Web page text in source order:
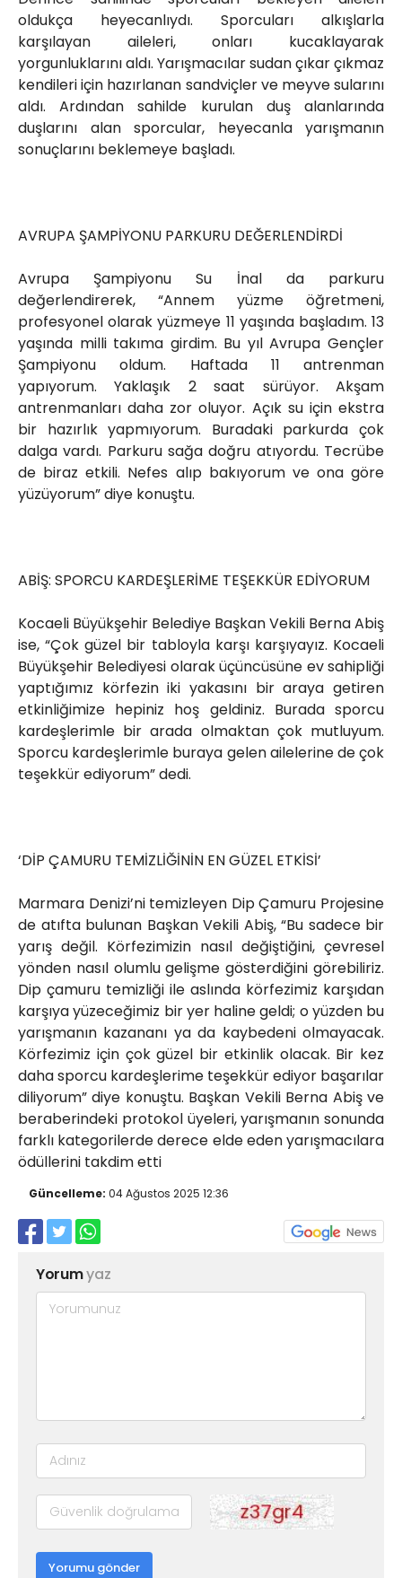
oldukça heyecanlıydı. Sporcuları alkışlarla
karşılayan aileleri, onları kucaklayarak
yorgunluklarını aldı. Yarışmacılar sudan çıkar çıkmaz
kendileri için hazırlanan sandviçler ve meyve sularını
aldı. Ardından sahilde kurulan duş alanlarında
duşlarını alan sporcular, heyecanla yarışmanın
sonuçlarını beklemeye başladı.
AVRUPA ŞAMPİYONU PARKURU DEĞERLENDİRDİ
Avrupa Şampiyonu Su İnal da parkuru
değerlendirerek, “Annem yüzme öğretmeni,
profesyonel olarak yüzmeye 11 yaşında başladım. 13
yaşında milli takıma girdim. Bu yıl Avrupa Gençler
Şampiyonu oldum. Haftada 11 antrenman
yapıyorum. Yaklaşık 2 saat sürüyor. Akşam
antrenmanları daha zor oluyor. Açık su için ekstra
bir hazırlık yapmıyorum. Buradaki parkurda çok
dalga vardı. Parkuru sağa doğru atıyordu. Tecrübe
de biraz etkili. Nefes alıp bakıyorum ve ona göre
yüzüyorum” diye konuştu.
ABİŞ: SPORCU KARDEŞLERİME TEŞEKKÜR EDİYORUM
Kocaeli Büyükşehir Belediye Başkan Vekili Berna Abiş
ise, “Çok güzel bir tabloyla karşı karşıyayız. Kocaeli
Büyükşehir Belediyesi olarak üçüncüsüne ev sahipliği
yaptığımız körfezin iki yakasını bir araya getiren
etkinliğimize hepiniz hoş geldiniz. Burada sporcu
kardeşlerimle bir arada olmaktan çok mutluyum.
Sporcu kardeşlerimle buraya gelen ailelerine de çok
teşekkür ediyorum” dedi.
‘DİP ÇAMURU TEMİZLİĞİNİN EN GÜZEL ETKİSİ’
Marmara Denizi’ni temizleyen Dip Çamuru Projesine
de atıfta bulunan Başkan Vekili Abiş, “Bu sadece bir
yarış değil. Körfezimizin nasıl değiştiğini, çevresel
yönden nasıl olumlu gelişme gösterdiğini görebiliriz.
Dip çamuru temizliği ile aslında körfezimiz karşıdan
karşıya yüzeceğimiz bir yer haline geldi; o yüzden bu
yarışmanın kazananı ya da kaybedeni olmayacak.
Körfezimiz için çok güzel bir etkinlik olacak. Bir kez
daha sporcu kardeşlerime teşekkür ediyor başarılar
diliyorum” diye konuştu. Başkan Vekili Berna Abiş ve
beraberindeki protokol üyeleri, yarışmanın sonunda
farklı kategorilerde derece elde eden yarışmacılara
ödüllerini takdim etti
Güncelleme: 04 Ağustos 2025 12:36
Yorumyaz
Yorumu gönder